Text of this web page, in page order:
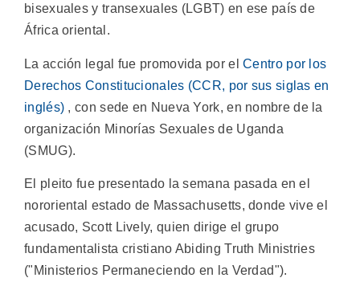
bisexuales y transexuales (LGBT) en ese país de
África oriental.
La acción legal fue promovida por elCentro por los
Derechos Constitucionales (CCR, por sus siglas en
inglés) , con sede en Nueva York, en nombre de la
organización Minorías Sexuales de Uganda
(SMUG).
El pleito fue presentado la semana pasada en el
nororiental estado de Massachusetts, donde vive el
acusado, Scott Lively, quien dirige el grupo
fundamentalista cristiano Abiding Truth Ministries
("Ministerios Permaneciendo en la Verdad").